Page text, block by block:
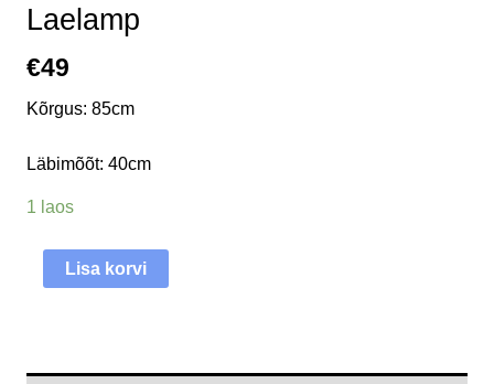
Laelamp
€49
Kõrgus: 85cm
Läbimõõt: 40cm
1 laos
Lisa korvi